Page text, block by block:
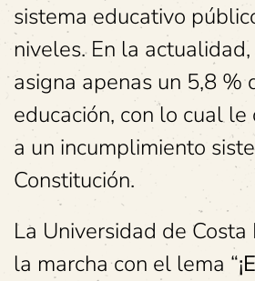
sistema educativo
niveles. En la
asigna apenas un 5,8 %
educación, con lo cual
a un incumplimiento
Constitución.
La Universidad de Costa
la marcha con el lema “